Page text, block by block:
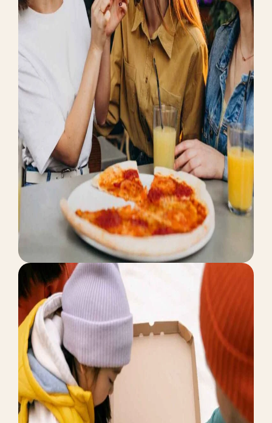
ADVERTISE
Funding Request